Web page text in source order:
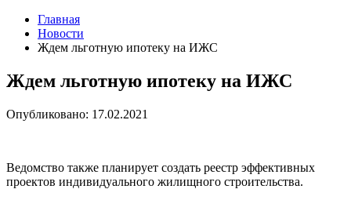
Главная
Новости
Ждем льготную ипотеку на ИЖС
Ждем льготную ипотеку на ИЖС
Опубликовано: 17.02.2021
Ведомство также планирует создать реестр эффективных
проектов индивидуального жилищного строительства.